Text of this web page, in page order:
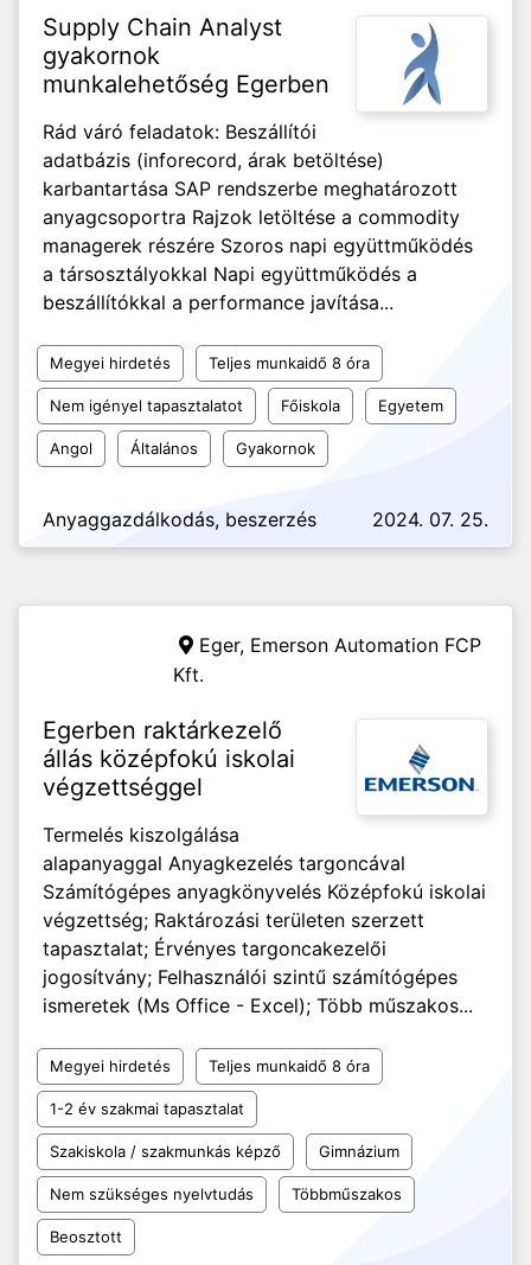
Supply Chain Analyst
gyakornok
munkalehetőség Egerben
Rád váró feladatok: Beszállítói
adatbázis (inforecord, árak betöltése)
karbantartása SAP rendszerbe meghatározott
anyagcsoportra Rajzok letöltése a commodity
managerek részére Szoros napi együttműködés
a társosztályokkal Napi együttműködés a
beszállítókkal a performance javítása...
Megyei hirdetés Teljes munkaidő 8 óra
Nem igényel tapasztalatot Főiskola Egyetem
Angol Általános Gyakornok
Anyaggazdálkodás, beszerzés 2024. 07. 25.
Eger, Emerson Automation FCP
Kft.
Egerben raktárkezelő
állás középfokú iskolai
végzettséggel
Termelés kiszolgálása
alapanyaggal Anyagkezelés targoncával
Számítógépes anyagkönyvelés Középfokú iskolai
végzettség; Raktározási területen szerzett
tapasztalat; Érvényes targoncakezelői
jogosítvány; Felhasználói szintű számítógépes
ismeretek (Ms Office - Excel); Több műszakos...
Megyei hirdetés Teljes munkaidő 8 óra
1-2 év szakmai tapasztalat
Szakiskola / szakmunkás képző Gimnázium
Nem szükséges nyelvtudás Többműszakos
Beosztott